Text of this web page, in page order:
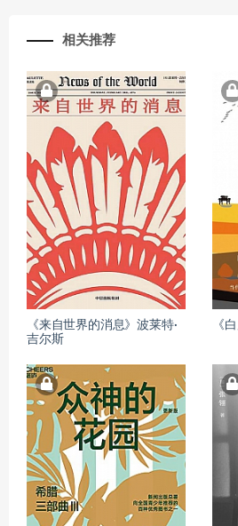
相关推荐
《来自世界的消息》波莱特·
吉尔斯
《